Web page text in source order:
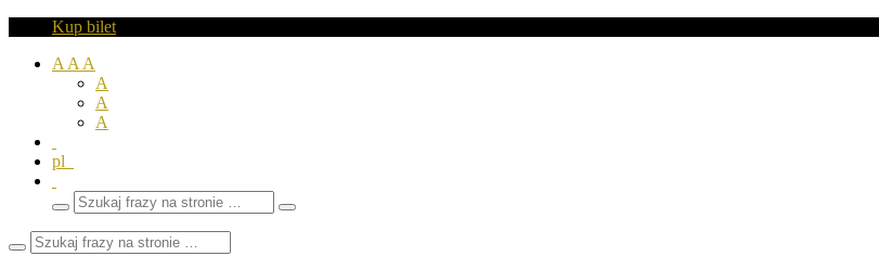
Kup bilet
A A A
A
A
A
pl
Wyszukaj
frazy
Zamknij